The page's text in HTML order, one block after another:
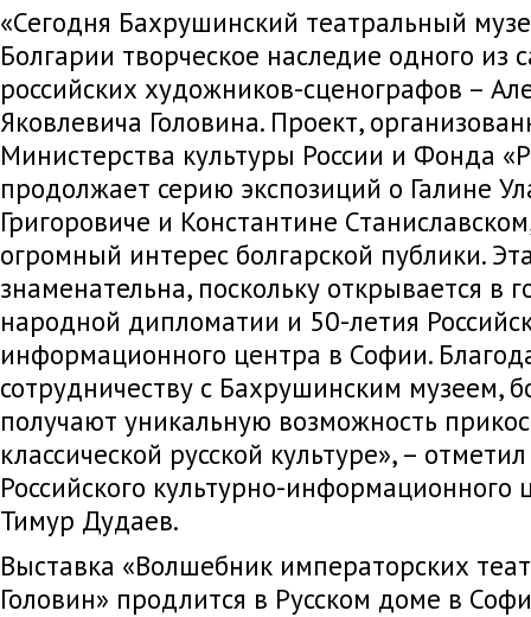
«Сегодня Бахрушинский театральный
Болгарии творческое наследие одного
российских художников-сценографов –
Яковлевича Головина. Проект,
Министерства культуры России и Фонда
продолжает серию экспозиций о Галине
Григоровиче и Константине
огромный интерес болгарской публики.
знаменательна, поскольку открывается в
народной дипломатии и 50-летия
информационного центра в Софии.
сотрудничеству с Бахрушинским музеем,
получают уникальную возможность
классической русской культуре», –
Российского культурно-информационного
Тимур Дудаев.
Выставка «Волшебник императорских
Головин» продлится в Русском доме в